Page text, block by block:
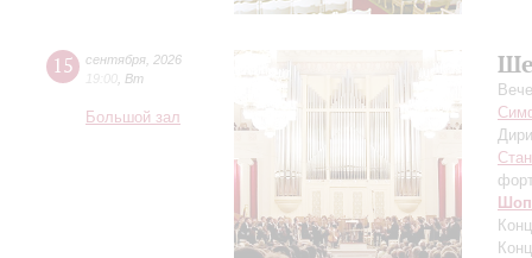
15 сентября 2026
19:00 Вт
Большой зал